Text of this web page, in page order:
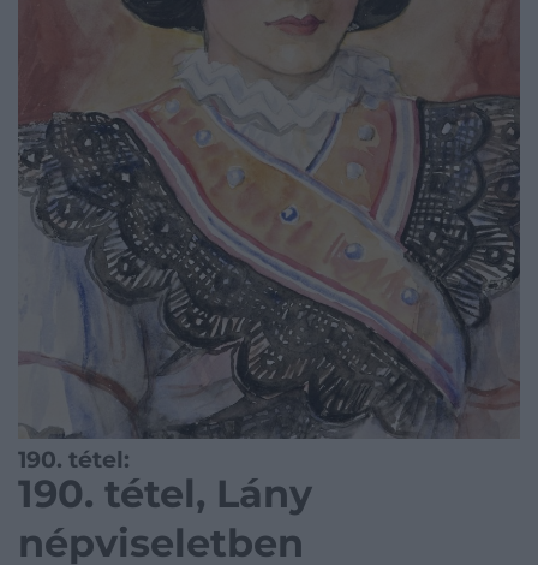
190. tétel:
190. tétel, Lány
népviseletben